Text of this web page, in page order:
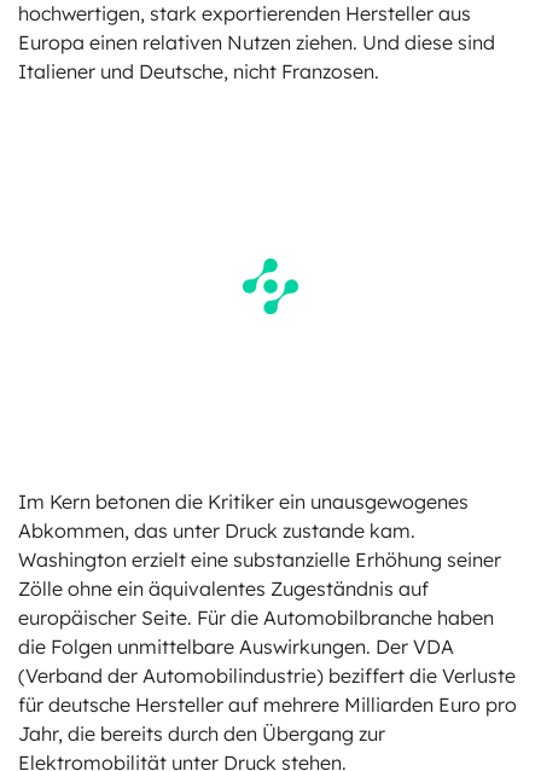
hochwertigen, stark exportierenden Hersteller aus
Europa einen relativen Nutzen ziehen. Und diese sind
Italiener und Deutsche, nicht Franzosen.
Im Kern betonen die Kritiker ein unausgewogenes
Abkommen, das unter Druck zustande kam.
Washington erzielt eine substanzielle Erhöhung seiner
Zölle ohne ein äquivalentes Zugeständnis auf
europäischer Seite. Für die Automobilbranche haben
die Folgen unmittelbare Auswirkungen. Der VDA
(Verband der Automobilindustrie) beziffert die Verluste
für deutsche Hersteller auf mehrere Milliarden Euro pro
Jahr, die bereits durch den Übergang zur
Elektromobilität unter Druck stehen.